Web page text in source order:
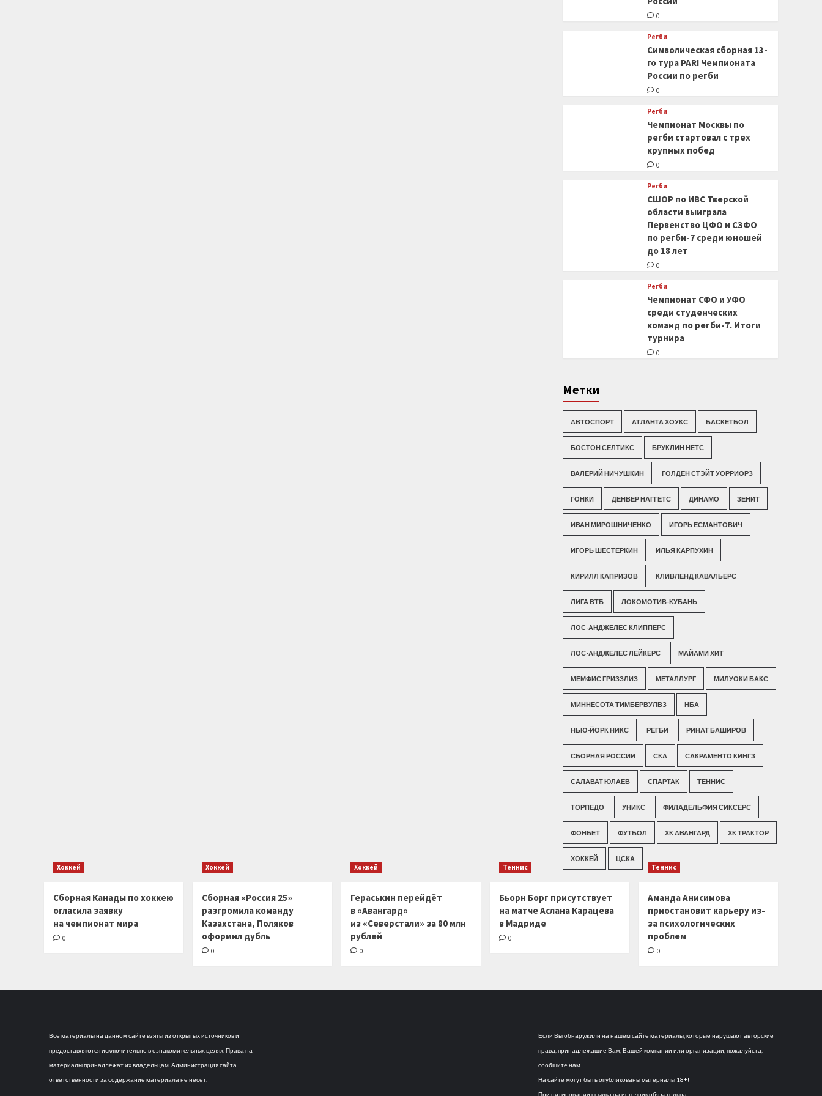
0
Регби
Символическая сборная 13-
го тура PARI Чемпионата
России по регби
0
Регби
Чемпионат Москвы по
регби стартовал с трех
крупных побед
0
Регби
СШОР по ИВС Тверской
области выиграла
Первенство ЦФО и СЗФО
по регби-7 среди юношей
до 18 лет
0
Регби
Чемпионат СФО и УФО
среди студенческих
команд по регби-7. Итоги
турнира
0
Метки
АВТОСПОРТ АТЛАНТА ХОУКС БАСКЕТБОЛ
БОСТОН СЕЛТИКС БРУКЛИН НЕТС
ВАЛЕРИЙ НИЧУШКИН ГОЛДЕН СТЭЙТ УОРРИОРЗ
ГОНКИ ДЕНВЕР НАГГЕТС ДИНАМО ЗЕНИТ
ИВАН МИРОШНИЧЕНКО ИГОРЬ ЕСМАНТОВИЧ
ИГОРЬ ШЕСТЕРКИН ИЛЬЯ КАРПУХИН
КИРИЛЛ КАПРИЗОВ КЛИВЛЕНД КАВАЛЬЕРС
ЛИГА ВТБ ЛОКОМОТИВ-КУБАНЬ
ЛОС-АНДЖЕЛЕС КЛИППЕРС
ЛОС-АНДЖЕЛЕС ЛЕЙКЕРС МАЙАМИ ХИТ
МЕМФИС ГРИЗЗЛИЗ МЕТАЛЛУРГ МИЛУОКИ БАКС
МИННЕСОТА ТИМБЕРВУЛВЗ НБА
НЬЮ-ЙОРК НИКС РЕГБИ РИНАТ БАШИРОВ
СБОРНАЯ РОССИИ СКА САКРАМЕНТО КИНГЗ
САЛАВАТ ЮЛАЕВ СПАРТАК ТЕННИС
ТОРПЕДО УНИКС ФИЛАДЕЛЬФИЯ СИКСЕРС
ФОНБЕТ ФУТБОЛ ХК АВАНГАРД ХК ТРАКТОР
ХОККЕЙ ЦСКА
Хоккей
Сборная Канады по хоккею
огласила заявку
на чемпионат мира
0
Хоккей
Сборная «Россия 25»
разгромила команду
Казахстана, Поляков
оформил дубль
0
Хоккей
Гераськин перейдёт
в «Авангард»
из «Северстали» за 80 млн
рублей
0
Теннис
Бьорн Борг присутствует
на матче Аслана Карацева
в Мадриде
0
Теннис
Аманда Анисимова
приостановит карьеру из-
за психологических
проблем
0
Все материалы на данном сайте взяты из открытых источников и
предоставляются исключительно в ознакомительных целях. Права на
материалы принадлежат их владельцам. Администрация сайта
ответственности за содержание материала не несет.
Если Вы обнаружили на нашем сайте материалы, которые нарушают авторские
права, принадлежащие Вам, Вашей компании или организации, пожалуйста,
сообщите нам.
На сайте могут быть опубликованы материалы 18+!
При цитировании ссылка на источник обязательна.